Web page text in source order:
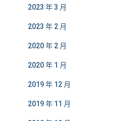
2023 年 3 月
2023 年 2 月
2020 年 2 月
2020 年 1 月
2019 年 12 月
2019 年 11 月